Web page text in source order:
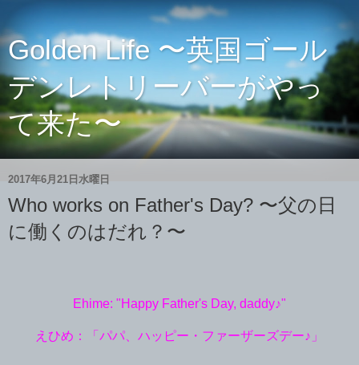
Golden Life 〜英国ゴール
デンレトリーバーがやっ
て来た〜
2017年6月21日水曜日
Who works on Father's Day? 〜父の日
に働くのはだれ？〜
Ehime: "Happy Father's Day, daddy♪"
えひめ：「パパ、ハッピー・ファーザーズデー♪」